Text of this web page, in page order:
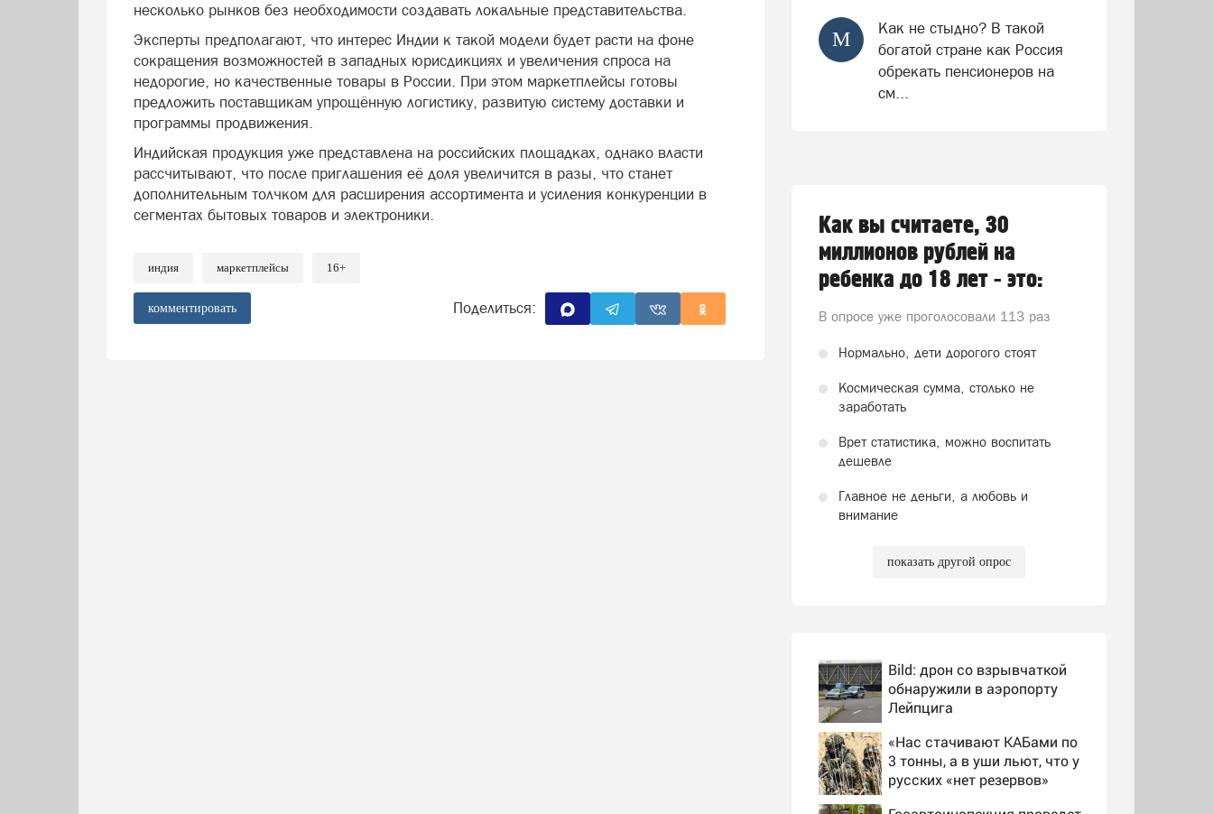
несколько рынков без необходимости создавать локальные представительства.
Эксперты предполагают, что интерес Индии к такой модели будет расти на фоне
сокращения возможностей в западных юрисдикциях и увеличения спроса на
недорогие, но качественные товары в России. При этом маркетплейсы готовы
предложить поставщикам упрощённую логистику, развитую систему доставки и
программы продвижения.
Индийская продукция уже представлена на российских площадках, однако власти
рассчитывают, что после приглашения её доля увеличится в разы, что станет
дополнительным толчком для расширения ассортимента и усиления конкуренции в
сегментах бытовых товаров и электроники.
индия маркетплейсы 16+
комментировать Поделиться:
М
Как не стыдно? В такой
богатой стране как Россия
обрекать пенсионеров на
см...
Как вы считаете, 30
миллионов рублей на
ребенка до 18 лет - это:
В опросе уже проголосовали 113 раз
Нормально, дети дорогого стоят
Космическая сумма, столько не
заработать
Врет статистика, можно воспитать
дешевле
Главное не деньги, а любовь и
внимание
показать другой опрос
Bild: дрон со взрывчаткой
обнаружили в аэропорту
Лейпцига
«Нас стачивают КАБами по
3 тонны, а в уши льют, что у
русских «нет резервов»